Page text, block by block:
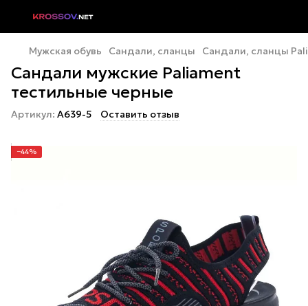
Мужская обувь Сандали, сланцы Сандали, сланцы
Сандали мужские Paliament
тестильные черные
Артикул: A639-5 Оставить отзыв
−44%